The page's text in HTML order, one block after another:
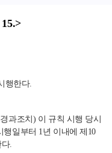
행한다.
과조치) 이 규칙 시행 당시
일부터 1년 이내에 제10
.